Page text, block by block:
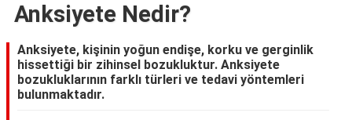
Anksiyete Nedir?
Anksiyete, kişinin yoğun endişe, korku ve gerginlik
hissettiği bir zihinsel bozukluktur. Anksiyete
bozukluklarının farklı türleri ve tedavi yöntemleri
bulunmaktadır.